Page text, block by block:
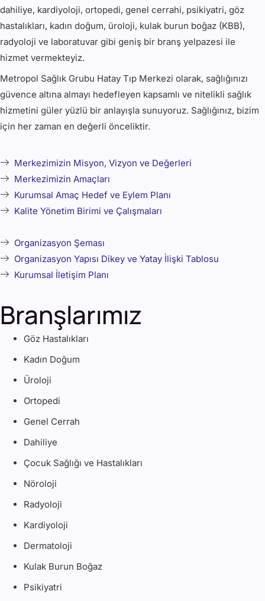
dahiliye, kardiyoloji, ortopedi, genel cerrahi, psikiyatri, göz
hastalıkları, kadın doğum, üroloji, kulak burun boğaz (KBB),
radyoloji ve laboratuvar gibi geniş bir branş yelpazesi ile
hizmet vermekteyiz.
Metropol Sağlık Grubu Hatay Tıp Merkezi olarak, sağlığınızı
güvence altına almayı hedefleyen kapsamlı ve nitelikli sağlık
hizmetini güler yüzlü bir anlayışla sunuyoruz. Sağlığınız, bizim
için her zaman en değerli önceliktir.
Merkezimizin Misyon, Vizyon ve Değerleri
Merkezimizin Amaçları
Kurumsal Amaç Hedef ve Eylem Planı
Kalite Yönetim Birimi ve Çalışmaları
Organizasyon Şeması
Organizasyon Yapısı Dikey ve Yatay İlişki Tablosu
Kurumsal İletişim Planı
Branşlarımız
Göz Hastalıkları
Kadın Doğum
Üroloji
Ortopedi
Genel Cerrah
Dahiliye
Çocuk Sağlığı ve Hastalıkları
Nöroloji
Radyoloji
Kardiyoloji
Dermatoloji
Kulak Burun Boğaz
Psikiyatri